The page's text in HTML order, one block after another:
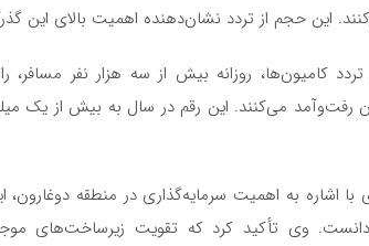
این حجم از تردد نشان‌دهنده اهمیت بالای این
تردد کامیون‌ها، روزانه بیش از سه هزار نفر
رفت‌وآمد می‌کنند. این رقم در سال به بیش از یک
اشاره به اهمیت سرمایه‌گذاری در منطقه دوغارون،
وی تأکید کرد که تقویت زیرساخت‌های